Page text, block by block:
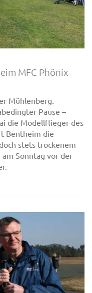
MFC Phönix
Mühlenberg.
Pause –
die Modellflieger des
Bentheim die
stets trockenem
Sonntag vor der